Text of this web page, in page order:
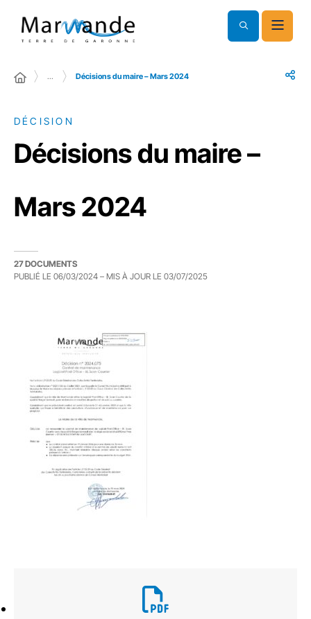
… Décisions du maire – Mars 2024
DÉCISION
Décisions du maire –
Mars 2024
27 DOCUMENTS
PUBLIÉ LE 06/03/2024 – MIS À JOUR LE 03/07/2025